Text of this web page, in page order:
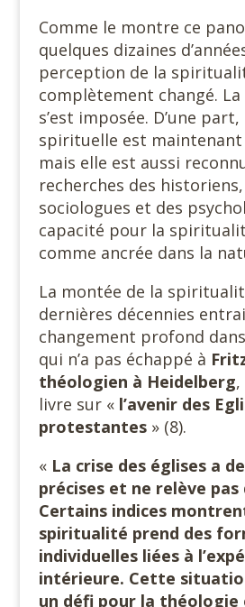
Comme le montre ce
quelques dizaines
perception de la
complètement changé.
s’est imposée. D’une
spirituelle est maintenant
mais elle est aussi
recherches des
sociologues et des
capacité pour la
comme ancrée dans la
La montée de la
dernières décennies
changement profond
qui n’a pas échappé à
théologien à Heidelberg,
livre sur « l’avenir des
protestantes» (8).
« La crise des églises a
précises et ne relève
Certains indices
spiritualité prend des
individuelles liées à
intérieure. Cette
un défi pour la théologie